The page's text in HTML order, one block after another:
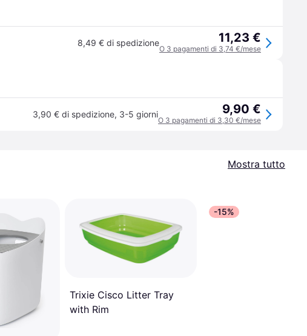
8,49 € di spedizione 11,23 €
O 3 pagamenti di 3,74 €/mese
3,90 € di spedizione, 3-5 giorni 9,90 €
O 3 pagamenti di 3,30 €/mese
Mostra tutto
Trixie Cisco Litter Tray
with Rim
-15%